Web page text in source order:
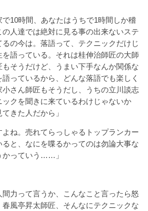
で10時間、あなたはうちで1時間しか稽
人達では絶対に見る事の出来ないステ
の今は。落語って、テクニックだけじ
語っている。それは桂伸治師匠の大師
そうだけど、うまい下手なんか関係な
っているから、どんな落語でも楽しく
さん師匠もそうだし、うちの立川談志
ックを聞きに来ているわけじゃないか
きた人だから」
よね。売れてらっしゃるトップランカー
と、なにを喋るかってのは勿論大事な
かっていう……」
間力って言うか、こんなこと言ったら怒
風亭昇太師匠、そんなにテクニックな